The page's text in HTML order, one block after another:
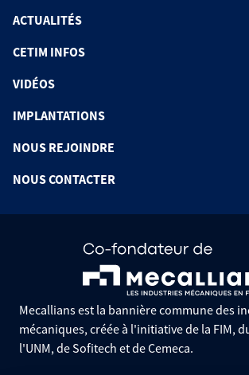
ACTUALITÉS
CETIM INFOS
VIDÉOS
IMPLANTATIONS
NOUS REJOINDRE
NOUS CONTACTER
Mecallians est la bannière commune des
mécaniques, créée à l'initiative de la FIM,
l'UNM, de Sofitech et de Cemeca.